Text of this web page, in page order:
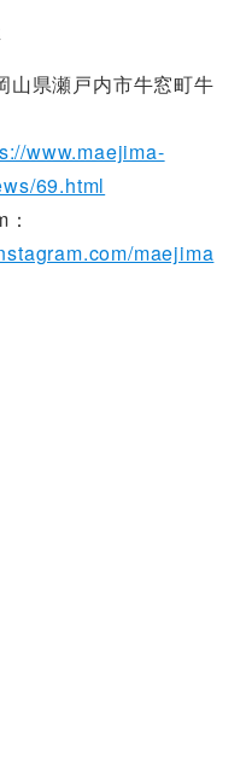
山県瀬戸内市牛窓町牛
www.maejima-
69.html
maejima